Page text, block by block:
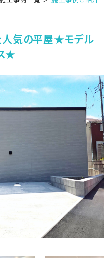
気の平屋★モデル
★